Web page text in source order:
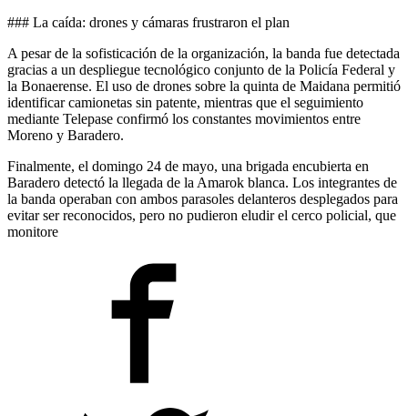
### La caída: drones y cámaras frustraron el plan
A pesar de la sofisticación de la organización, la banda fue detectada
gracias a un despliegue tecnológico conjunto de la Policía Federal y
la Bonaerense. El uso de drones sobre la quinta de Maidana permitió
identificar camionetas sin patente, mientras que el seguimiento
mediante Telepase confirmó los constantes movimientos entre
Moreno y Baradero.
Finalmente, el domingo 24 de mayo, una brigada encubierta en
Baradero detectó la llegada de la Amarok blanca. Los integrantes de
la banda operaban con ambos parasoles delanteros desplegados para
evitar ser reconocidos, pero no pudieron eludir el cerco policial, que
monitore